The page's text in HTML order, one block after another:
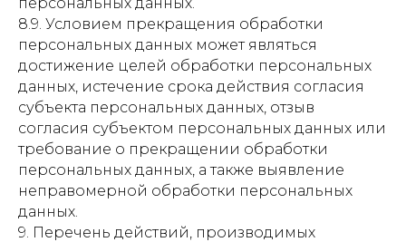
8.9. Условием прекращения обработки
персональных данных может являться
достижение целей обработки персональных
данных, истечение срока действия согласия
субъекта персональных данных, отзыв
согласия субъектом персональных данных или
требование о прекращении обработки
персональных данных, а также выявление
неправомерной обработки персональных
данных.
9. Перечень действий, производимых